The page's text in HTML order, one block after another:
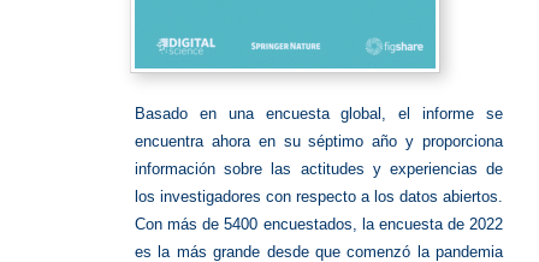
Basado en una encuesta global, el informe se
encuentra ahora en su séptimo año y proporciona
información sobre las actitudes y experiencias de
los investigadores con respecto a los datos abiertos.
Con más de 5400 encuestados, la encuesta de 2022
es la más grande desde que comenzó la pandemia